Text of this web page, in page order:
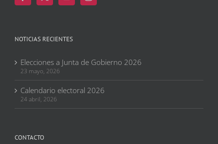
NOTICIAS RECIENTES
Elecciones a Junta de Gobierno 2026
23 mayo, 2026
Calendario electoral 2026
24 abril, 2026
CONTACTO